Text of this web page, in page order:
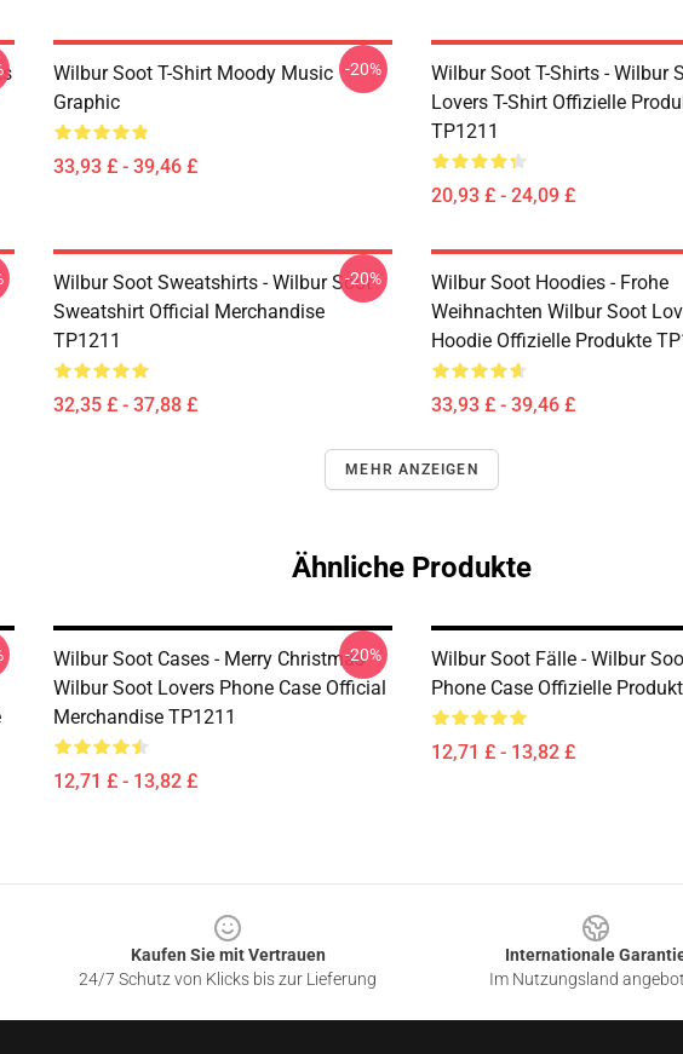
Wilbur Soot T-Shirt Moody Music
Graphic
33,93 £ - 39,46 £
-20%
Wilbur Soot T-Shirts - Wilbur
Lovers T-Shirt Offizielle
TP1211
20,93 £ - 24,09 £
Wilbur Soot Sweatshirts - Wilbur Soot
Sweatshirt Official Merchandise
TP1211
32,35 £ - 37,88 £
-20%
Wilbur Soot Hoodies - Frohe
Weihnachten Wilbur Soot
Hoodie Offizielle Produkte
33,93 £ - 39,46 £
MEHR ANZEIGEN
Ähnliche Produkte
Wilbur Soot Cases - Merry Christmas
Wilbur Soot Lovers Phone Case Official
Merchandise TP1211
12,71 £ - 13,82 £
-20%
Wilbur Soot Fälle - Wilbur
Phone Case Offizielle
12,71 £ - 13,82 £
Kaufen Sie mit Vertrauen
24/7 Schutz von Klicks bis zur Lieferung
Internationale
Im Nutzungsland